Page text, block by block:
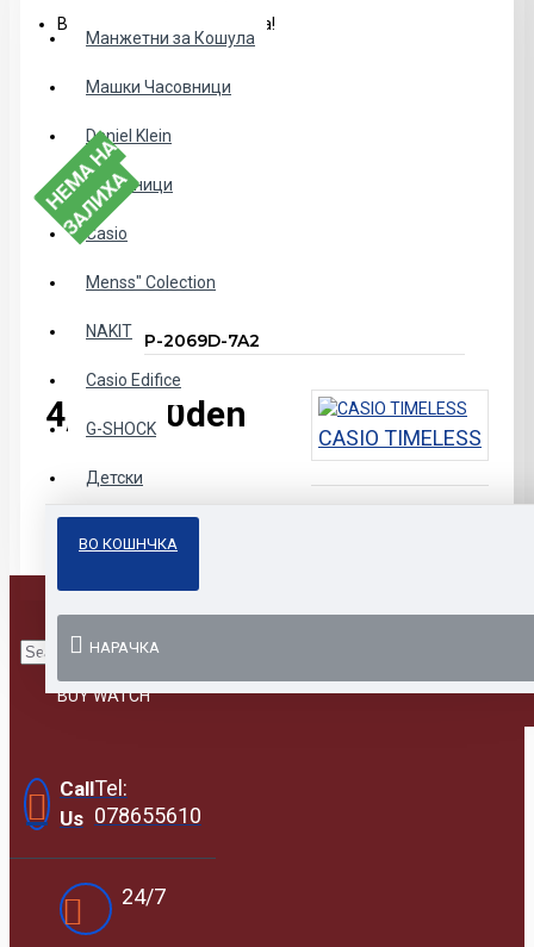
Манжетни за Кошула
Машки Часовници
Daniel Klein
Часовници
Casio
Menss" Colection
NAKIT
Casio Edifice
G-SHOCK
Детски
Вашата кошничка е празна!
Н
Е
М
А
Н
А
З
А
Л
И
Х
А
Casio LTP-2069D-7A2
4,690.00den
CASIO TIMELESS
ВО КОШНЧКА
НАРАЧКА
Online Prodavnica
BUY WATCH
Call
Us
Tel:
078655610
24/7